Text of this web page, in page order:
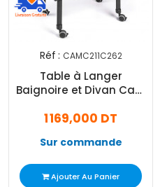
Réf : CAMC211C262
Table à Langer
Baignoire et Divan Cam
1 169,000 DT
Sur commande
Ajouter Au Panier